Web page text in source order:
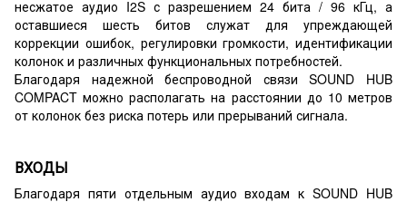
несжатое аудио I2S с разрешением 24 бита / 96 кГц, а
оставшиеся шесть битов служат для упреждающей
коррекции ошибок, регулировки громкости, идентификации
колонок и различных функциональных потребностей.
Благодаря надежной беспроводной связи SOUND HUB
COMPACT можно располагать на расстоянии до 10 метров
от колонок без риска потерь или прерываний сигнала.
ВХОДЫ
Благодаря пяти отдельным аудио входам к SOUND HUB